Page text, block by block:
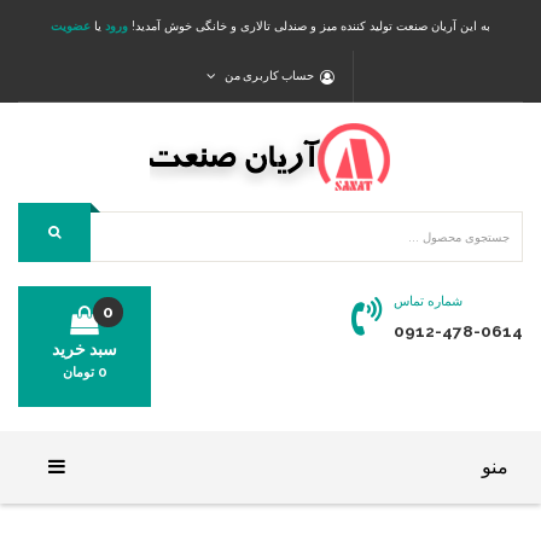
به این آریان صنعت تولید کننده میز و صندلی تالاری و خانگی خوش آمدید! ورود یا عضویت
حساب کاربری من
شماره تماس
0912-478-0614
سبد خرید
0
0 تومان
منو